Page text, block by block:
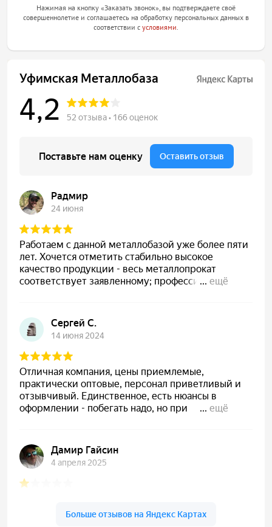
Нажимая на кнопку «Заказать звонок», вы подтверждаете своё
совершеннолетие и соглашаетесь на обработку персональных данных в
соответствии с условиями.